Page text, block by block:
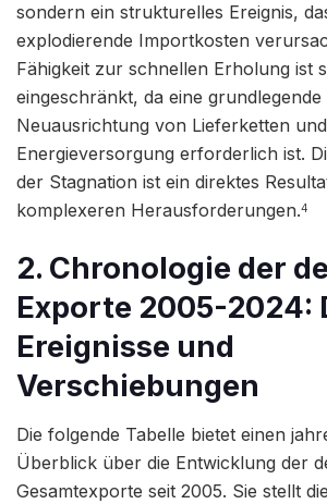
sondern ein strukturelles Ereignis,
explodierende Importkosten
Fähigkeit zur schnellen Erholung ist
eingeschränkt, da eine grundlegende
Neuausrichtung von Lieferketten und
Energieversorgung erforderlich ist.
der Stagnation ist ein direktes
komplexeren Herausforderungen.4
2. Chronologie der
Exporte 2005-2024:
Ereignisse und
Verschiebungen
Die folgende Tabelle bietet einen
Überblick über die Entwicklung der
Gesamtexporte seit 2005. Sie stellt